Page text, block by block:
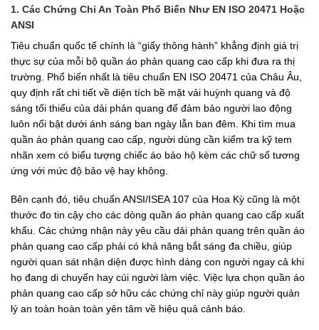
1. Các Chứng Chỉ An Toàn Phổ Biến Như EN ISO 20471 Hoặc
ANSI
Tiêu chuẩn quốc tế chính là “giấy thông hành” khẳng định giá trị
thực sự của mỗi bộ quần áo phản quang cao cấp khi đưa ra thị
trường. Phổ biến nhất là tiêu chuẩn EN ISO 20471 của Châu Âu,
quy định rất chi tiết về diện tích bề mặt vải huỳnh quang và độ
sáng tối thiểu của dải phản quang để đảm bảo người lao động
luôn nổi bật dưới ánh sáng ban ngày lẫn ban đêm. Khi tìm mua
quần áo phản quang cao cấp, người dùng cần kiểm tra kỹ tem
nhãn xem có biểu tượng chiếc áo bảo hộ kèm các chữ số tương
ứng với mức độ bảo vệ hay không.
Bên cạnh đó, tiêu chuẩn ANSI/ISEA 107 của Hoa Kỳ cũng là một
thước đo tin cậy cho các dòng quần áo phản quang cao cấp xuất
khẩu. Các chứng nhận này yêu cầu dải phản quang trên quần áo
phản quang cao cấp phải có khả năng bắt sáng đa chiều, giúp
người quan sát nhận diện được hình dáng con người ngay cả khi
họ đang di chuyển hay cúi người làm việc. Việc lựa chọn quần áo
phản quang cao cấp sở hữu các chứng chỉ này giúp người quản
lý an toàn hoàn toàn yên tâm về hiệu quả cảnh báo.